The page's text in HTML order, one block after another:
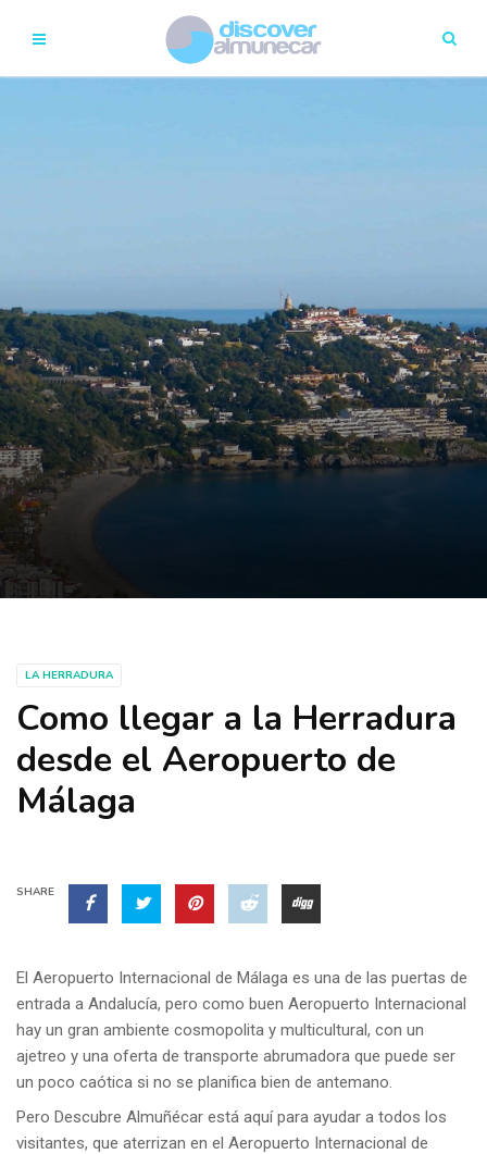
LA HERRADURA
Como llegar a la Herradura
desde el Aeropuerto de
Málaga
SHARE
El Aeropuerto Internacional de Málaga es una de las puertas de
entrada a Andalucía, pero como buen Aeropuerto Internacional
hay un gran ambiente cosmopolita y multicultural, con un
ajetreo y una oferta de transporte abrumadora que puede ser
un poco caótica si no se planifica bien de antemano.
Pero Descubre Almuñécar está aquí para ayudar a todos los
visitantes, que aterrizan en el Aeropuerto Internacional de